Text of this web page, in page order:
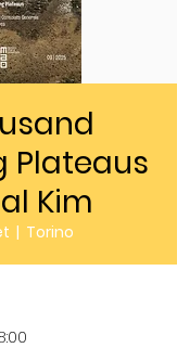
Plateaus
Kim
  |
Torino